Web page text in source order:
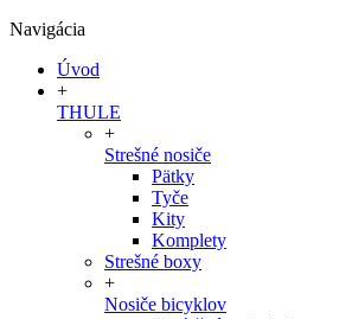
Navigácia
Úvod
+
THULE
+
Strešné nosiče
Pätky
Tyče
Kity
Komplety
Strešné boxy
+
Nosiče bicyklov